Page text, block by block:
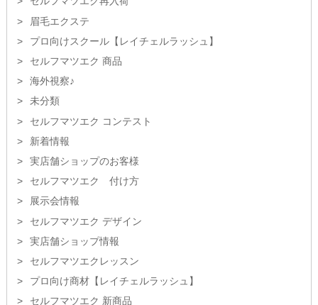
眉毛エクステ
プロ向けスクール【レイチェルラッシュ】
セルフマツエク 商品
海外視察♪
未分類
セルフマツエク コンテスト
新着情報
実店舗ショップのお客様
セルフマツエク 付け方
展示会情報
セルフマツエク デザイン
実店舗ショップ情報
セルフマツエクレッスン
プロ向け商材【レイチェルラッシュ】
セルフマツエク 新商品